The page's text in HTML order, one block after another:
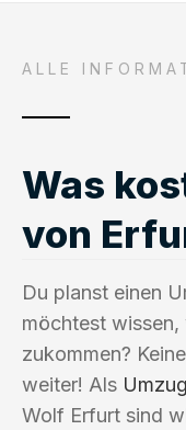
ALLE
Was
von
Du planst einen
möchtest wissen,
zukommen?
weiter! Als
Wolf Erfurt sind